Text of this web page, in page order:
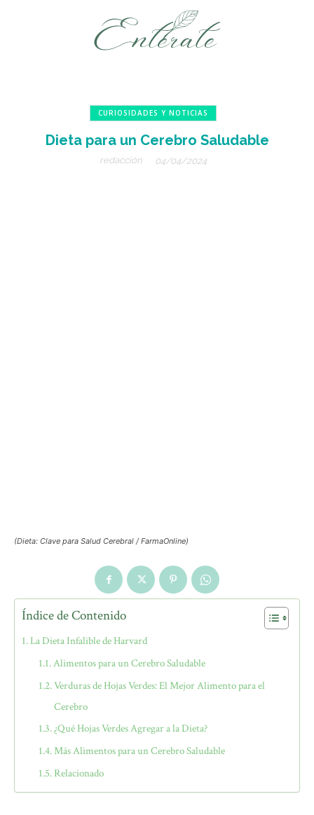
CURIOSIDADES Y NOTICIAS
Dieta para un Cerebro Saludable
redacción 04/04/2024
(Dieta: Clave para Salud Cerebral / FarmaOnline)
Índice de Contenido
La Dieta Infalible de Harvard
Alimentos para un Cerebro Saludable
Verduras de Hojas Verdes: El Mejor Alimento para el
Cerebro
¿Qué Hojas Verdes Agregar a la Dieta?
Más Alimentos para un Cerebro Saludable
Relacionado